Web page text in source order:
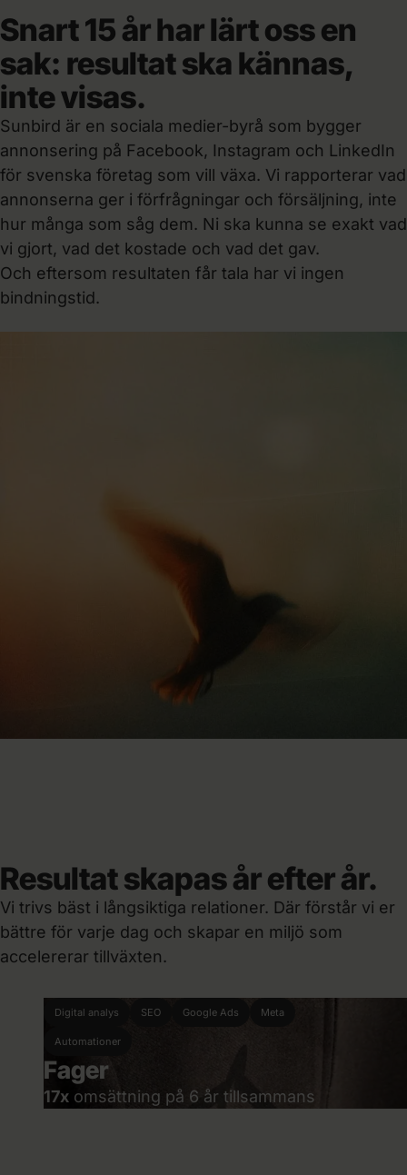
Snart 15 år har lärt oss en
sak: resultat ska kännas,
inte visas.
Sunbird är en sociala medier-byrå som bygger
annonsering på Facebook, Instagram och LinkedIn
för svenska företag som vill växa. Vi rapporterar vad
annonserna ger i förfrågningar och försäljning, inte
hur många som såg dem. Ni ska kunna se exakt vad
vi gjort, vad det kostade och vad det gav.
Och eftersom resultaten får tala har vi ingen
bindningstid.
Resultat skapas år efter år.
Vi trivs bäst i långsiktiga relationer. Där förstår vi er
bättre för varje dag och skapar en miljö som
accelererar tillväxten.
Digital analys SEO Google Ads Meta
Automationer
Fager
17x omsättning på 6 år tillsammans